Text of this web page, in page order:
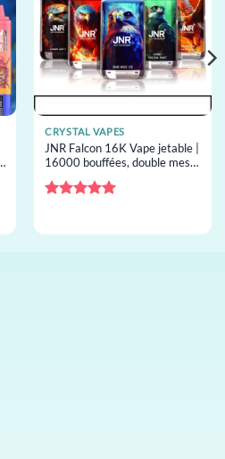
CRYSTAL VAPES
JNR Falcon 16K Vape jetable |
16000 bouffées, double mesh,
en gros